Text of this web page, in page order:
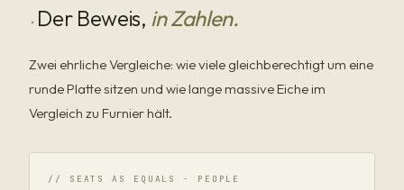
· Der Beweis, in Zahlen.
Zwei ehrliche Vergleiche: wie viele gleichberechtigt um eine
runde Platte sitzen und wie lange massive Eiche im
Vergleich zu Furnier hält.
// SEATS AS EQUALS · PEOPLE